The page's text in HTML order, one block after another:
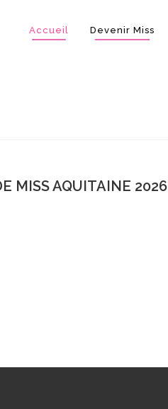
Accueil Devenir Miss
MISS AQUITAINE 2026